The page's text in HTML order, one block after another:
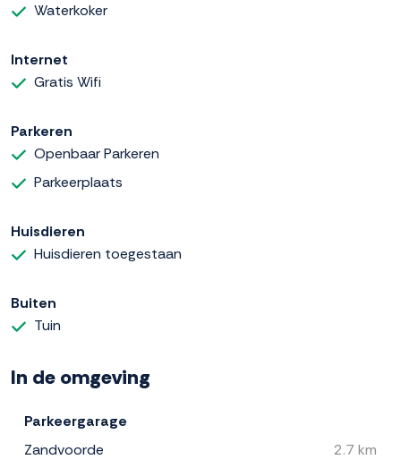
Waterkoker
Internet
Gratis Wifi
Parkeren
Openbaar Parkeren
Parkeerplaats
Huisdieren
Huisdieren toegestaan
Buiten
Tuin
In de omgeving
Parkeergarage
Zandvoorde
2.7 km